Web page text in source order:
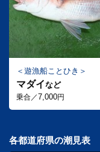
遊漁船ことひき
マダイなど
乗合／7,000円
各都道府県の潮見表